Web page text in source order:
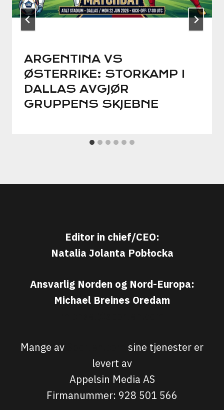
ARGENTINA VS
ØSTERRIKE: STORKAMP I
DALLAS AVGJØR
GRUPPENS SKJEBNE
Editor in chief/CEO:
Natalia Jolanta Pobłocka
Ansvarlig Norden og Nord-Europa:
Michael Breines Oredam
Mange av
sine tjenester er
levert av
Appelsin Media AS
Firmanummer: 928 501 566